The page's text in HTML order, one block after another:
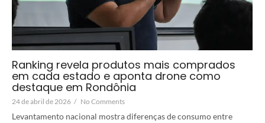
Ranking revela produtos mais comprados
em cada estado e aponta drone como
destaque em Rondônia
24 de abril de 2026 / No Comments
Levantamento nacional mostra diferenças de consumo entre